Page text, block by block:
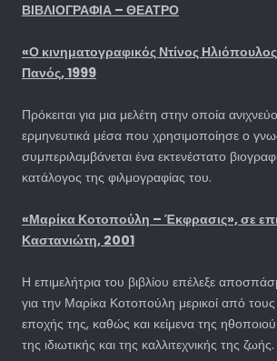
ΒΙΒΛΙΟΓΡΑΦΙΑ – ΘΕΑΤΡΟ
«Ο κινηματογραφικός Ντίνος
Πανός, 1999
Πρόκειται για μια μελέτη στην οποία
ερμηνευτικά μέσα που χρησιμοποίησε ο
συμπεριλαμβάνεται ένα εκτενέστατο
κατάλογος της φιλμογραφίας του.
«Μαρίκα Κοτοπούλη – Έκφρασις», σε
Καστανιώτη, 2001
Η επιμελήτρια του βιβλίου επέλεξε
για την Μαρίκα Κοτοπούλη μερικοί από
εποχής της, καθώς και κείμενα της
της ιδιωτικής και της καλλιτεχνικής της ζωής.